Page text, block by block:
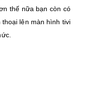
thế nữa bạn còn có
lên màn hình tivi